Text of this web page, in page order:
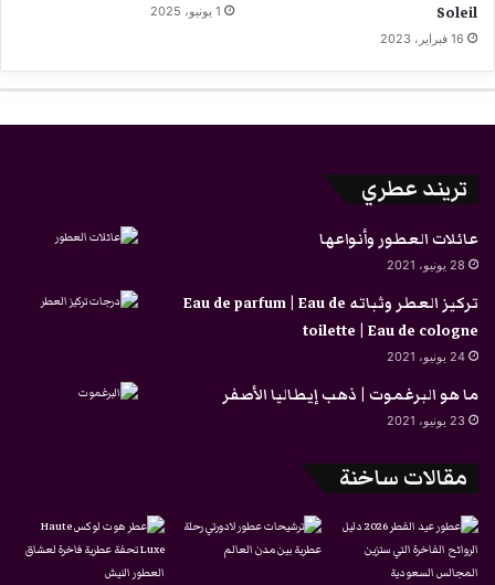
Soleil
16 فبراير، 2023
1 يونيو، 2025
تريند عطري
عائلات العطور وأنواعها
28 يونيو، 2021
تركيز العطر وثباته Eau de parfum | Eau de
toilette | Eau de cologne
24 يونيو، 2021
ما هو البرغموت | ذهب إيطاليا الأصفر
23 يونيو، 2021
مقالات ساخنة